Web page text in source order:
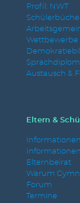
Profil: NWT
Wettbewerbe
Austausch &
Eltern &
Elternbeirat
Warum
Forum
Termine